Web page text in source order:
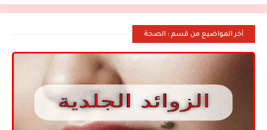
أخر المواضيع من قسم : الصحة